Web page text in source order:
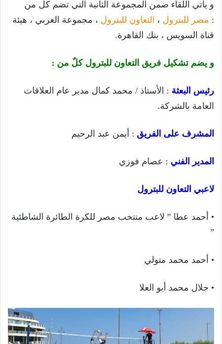
و يأتي اللقاء ضمن المجموعة الثانية التي تضم كل من
: مصر للبترول ، التعاون للبترول ، مجموعة العربي ، هيئة
قناة السويس ، بنك القاهرة.
و يضم تشكيل فريق التعاون للبترول كلٌ من :
رئيس البعثة : الأستاذ / محمد كمال مدير عام العلاقات
العامة بالشركة.
المشرف على الفريق : أيمن عبد الرحيم
المدير الفني : عصام فوزي
لاعبي التعاون للبترول
• أحمد عطا ” لاعب منتخب مصر للكرة الطائرة الشاطئية
”
• أحمد محمد متولي
• جلال محمد أبو العلا